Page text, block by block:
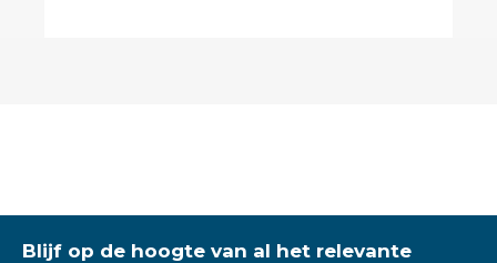
Blijf op de hoogte van al het relevante